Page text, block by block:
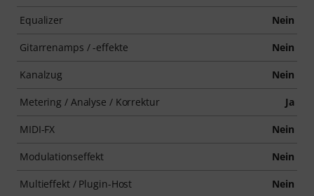
Equalizer Nein
Gitarrenamps / -effekte Nein
Kanalzug Nein
Metering / Analyse / Korrektur Ja
MIDI-FX Nein
Modulationseffekt Nein
Multieffekt / Plugin-Host Nein